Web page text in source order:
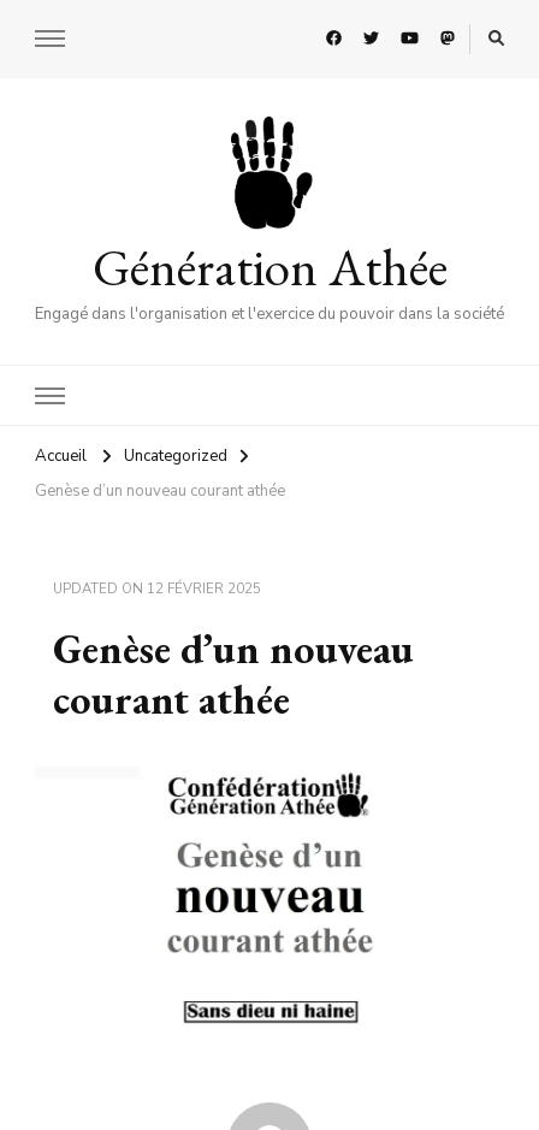
Génération Athée
Engagé dans l'organisation et l'exercice du pouvoir dans la société
Accueil
Uncategorized
Genèse d’un nouveau courant athée
UPDATED ON 12 FÉVRIER 2025
Genèse d’un nouveau
courant athée